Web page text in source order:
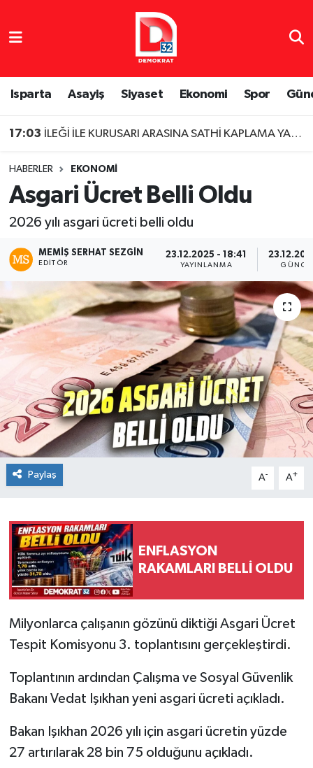
Isparta Asayiş Siyaset Ekonomi Spor
17:03 İLEĞİ İLE KURUSARI ARASINA SATHİ KAPLAMA YAPILDI
HABERLER EKONOMI
Asgari Ücret Belli Oldu
2026 yılı asgari ücreti belli oldu
MEMIŞ SERHAT SEZGIN
EDITÖR
23.12.2025 - 18:41
YAYINLANMA
Paylaş A- A+
ENFLASYON
RAKAMLARI BELLİ OLDU
Milyonlarca çalışanın gözünü diktiği Asgari Ücret
Tespit Komisyonu 3. toplantısını gerçekleştirdi.
Toplantının ardından Çalışma ve Sosyal Güvenlik
Bakanı Vedat Işıkhan yeni asgari ücreti açıkladı.
Bakan Işıkhan 2026 yılı için asgari ücretin yüzde
27 artırılarak 28 bin 75 olduğunu açıkladı.
Isparta Nöbetçi Eczaneler
Isparta Hava Durumu
Isparta Namaz Vakitleri
Süper Lig Puan Durumu ve Fikstür
Tüm Manşetler
Son Dakika Haberleri
Haber Arşivi